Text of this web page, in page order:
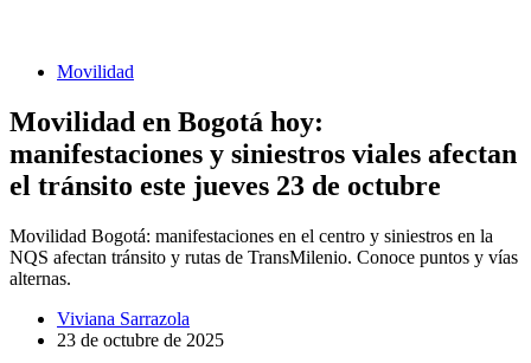
Movilidad
Movilidad en Bogotá hoy:
manifestaciones y siniestros viales afectan
el tránsito este jueves 23 de octubre
Movilidad Bogotá: manifestaciones en el centro y siniestros en la
NQS afectan tránsito y rutas de TransMilenio. Conoce puntos y vías
alternas.
Viviana Sarrazola
23 de octubre de 2025